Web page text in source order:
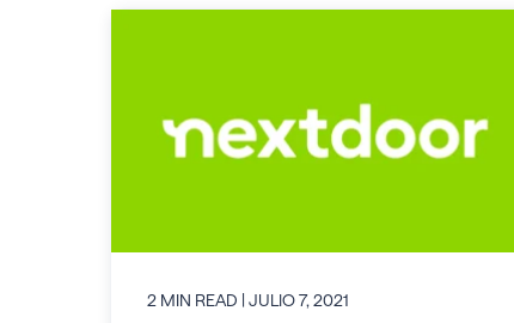
2 MIN READ | JULIO 7, 2021